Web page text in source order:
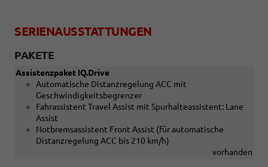
SERIENAUSSTATTUNGEN
PAKETE
Assistenzpaket IQ.Drive
Automatische Distanzregelung ACC mit
Geschwindigkeitsbegrenzer
Fahrassistent Travel Assist mit Spurhalteassistent: Lane
Assist
Notbremsassistent Front Assist (für automatische
Distanzregelung ACC bis 210 km/h)
vorhanden